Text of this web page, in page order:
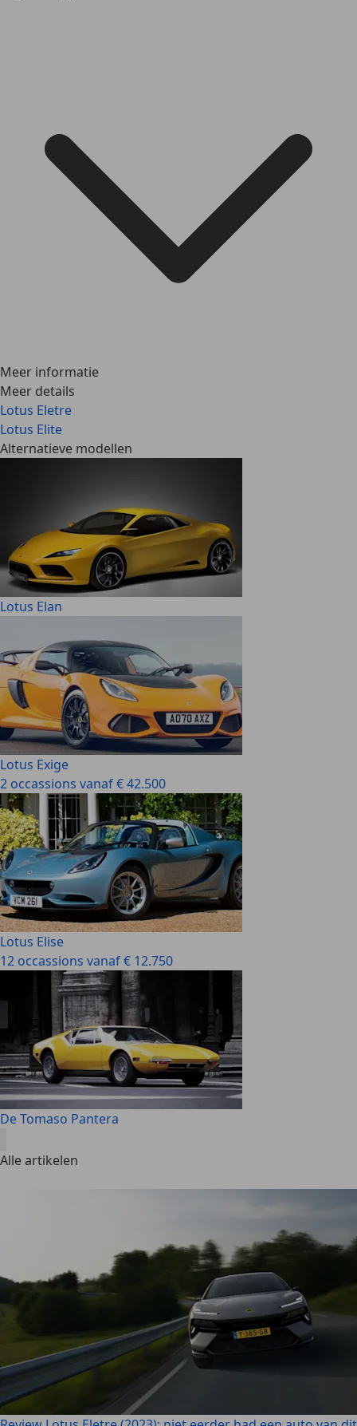
Meer informatie
Meer details
Lotus Eletre
Lotus Elite
Alternatieve modellen
Lotus Elan
Lotus Exige
2 occassions vanaf € 42.500
Lotus Elise
12 occassions vanaf € 12.750
De Tomaso Pantera
Alle artikelen